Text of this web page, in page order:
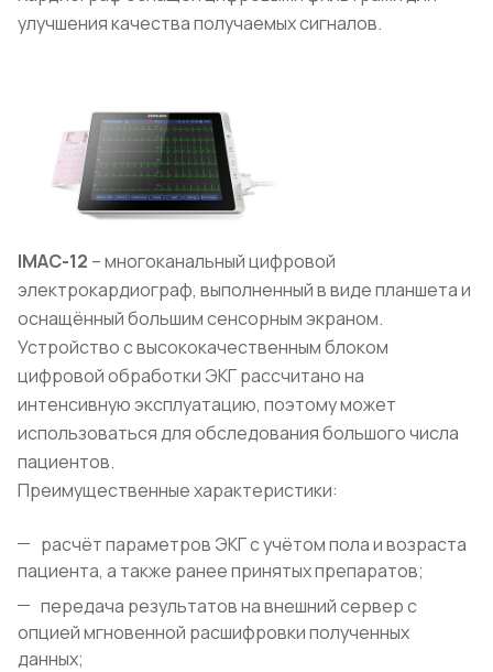
улучшения качества получаемых сигналов.
IMAC-12 – многоканальный цифровой
электрокардиограф, выполненный в виде планшета и
оснащённый большим сенсорным экраном.
Устройство с высококачественным блоком
цифровой обработки ЭКГ рассчитано на
интенсивную эксплуатацию, поэтому может
использоваться для обследования большого числа
пациентов.
Преимущественные характеристики:
расчёт параметров ЭКГ с учётом пола и возраста
пациента, а также ранее принятых препаратов;
передача результатов на внешний сервер с
опцией мгновенной расшифровки полученных
данных;